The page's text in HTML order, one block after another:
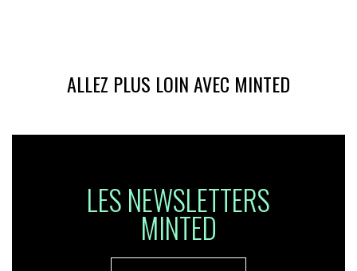
ALLEZ PLUS LOIN AVEC MINTED
LES NEWSLETTERS
MINTED